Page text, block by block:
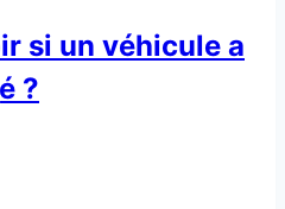
si un véhicule a
?